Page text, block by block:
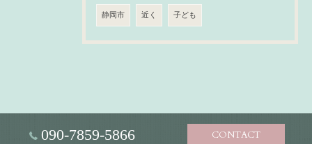
静岡市 近く 子ども
090-7859-5866 CONTACT